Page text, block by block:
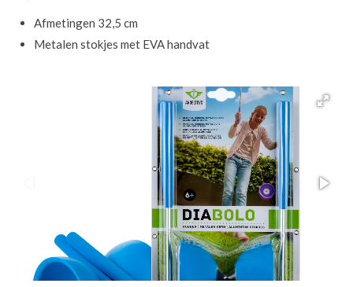
Afmetingen 32,5 cm
Metalen stokjes met EVA handvat